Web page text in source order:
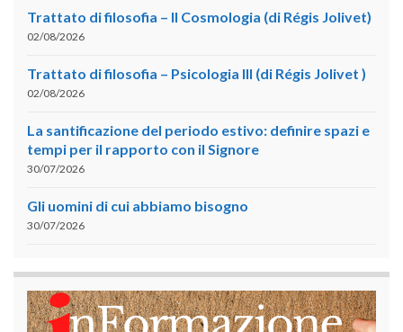
Trattato di filosofia – II Cosmologia (di Régis Jolivet)
02/08/2026
Trattato di filosofia – Psicologia III (di Régis Jolivet )
02/08/2026
La santificazione del periodo estivo: definire spazi e
tempi per il rapporto con il Signore
30/07/2026
Gli uomini di cui abbiamo bisogno
30/07/2026